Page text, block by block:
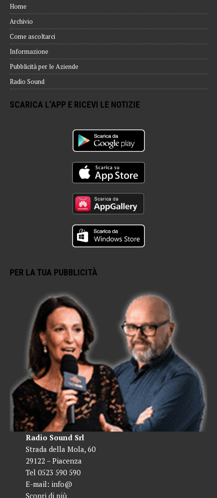
Home
Archivio
Come ascoltarci
Informazione
Pubblicità per le Aziende
Radio Sound
SCARICA L’APP E RICEVI LE NOTIZIE
PER LA TUA PUBBLICITÀ
Radio Sound Srl
Strada della Mola, 60
29122 – Piacenza
Tel 0523 590 590
E-mail: info@
Scopri di più